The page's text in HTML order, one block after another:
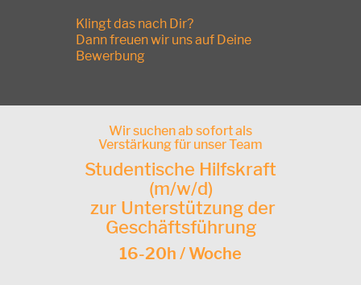
Klingt das nach Dir?
Dann freuen wir uns auf Deine
Bewerbung
Wir suchen ab sofort als
Verstärkung für unser Team
Studentische Hilfskraft
(m/w/d)
zur Unterstützung der
Geschäftsführung
16-20h / Woche